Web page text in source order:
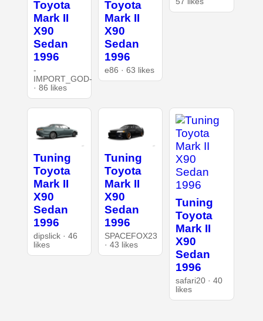
Toyota
Mark II
X90
Sedan
1996
-
IMPORT_GOD-
· 86 likes
Toyota
Mark II
X90
Sedan
1996
e86 · 63 likes
Tuning
Toyota
Mark II
X90
Sedan
1996
dipslick · 46
likes
Tuning
Toyota
Mark II
X90
Sedan
1996
SPACEFOX23
· 43 likes
Tuning
Toyota
Mark II
X90
Sedan
1996
safari20 · 40
likes